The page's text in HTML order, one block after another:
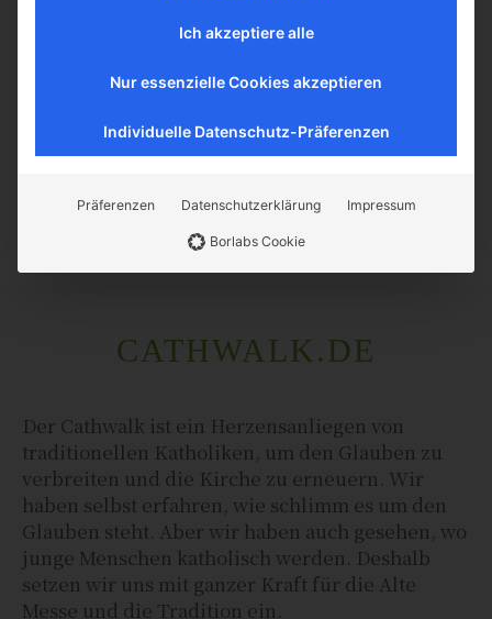
Von Katharina Weinhardt Eine
erfolgreich bestanden und muss
zum ersten Mal in ihrem Leben
CATHWALK.DE
Der Cathwalk ist ein Herzensanliegen von
traditionellen Katholiken, um den Glauben zu
verbreiten und die Kirche zu erneuern. Wir
haben selbst erfahren, wie schlimm es um den
Glauben steht. Aber wir haben auch gesehen, wo
junge Menschen katholisch werden. Deshalb
setzen wir uns mit ganzer Kraft für die Alte
Messe und die Tradition ein.
werden standardmäßig blockiert. Wenn externe Services
akzeptiert werden, ist für den Zugriff auf diese Inhalte keine
Ich akzeptiere alle
Nur essenzielle Cookies akzeptieren
Individuelle Datenschutz-Präferenzen
Präferenzen Datenschutzerklärung Impressum
Borlabs Cookie